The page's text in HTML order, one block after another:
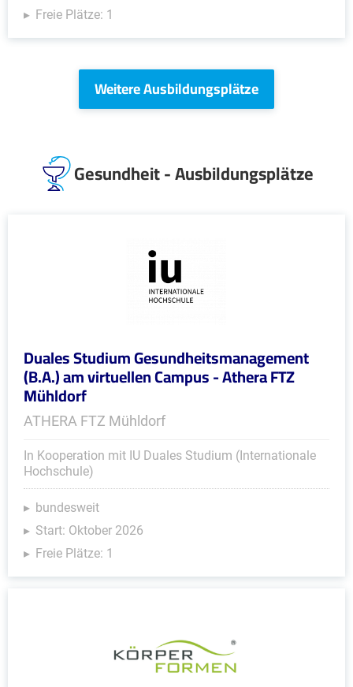
Freie Plätze: 1
Weitere Ausbildungsplätze
Gesundheit - Ausbildungsplätze
Duales Studium Gesundheitsmanagement
(B.A.) am virtuellen Campus - Athera FTZ
Mühldorf
ATHERA FTZ Mühldorf
In Kooperation mit IU Duales Studium (Internationale
Hochschule)
bundesweit
Start: Oktober 2026
Freie Plätze: 1